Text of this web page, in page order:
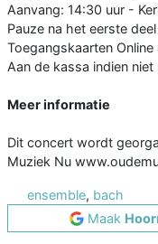
Aanvang: 14:30 uur -
Pauze na het eerste
Toegangskaarten
Aan de kassa indien
Meer informatie
Dit concert wordt
Muziek Nu
ensemble, bach
Maak